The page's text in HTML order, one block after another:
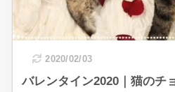
2020/02/03
バレンタイン2020｜猫のチ